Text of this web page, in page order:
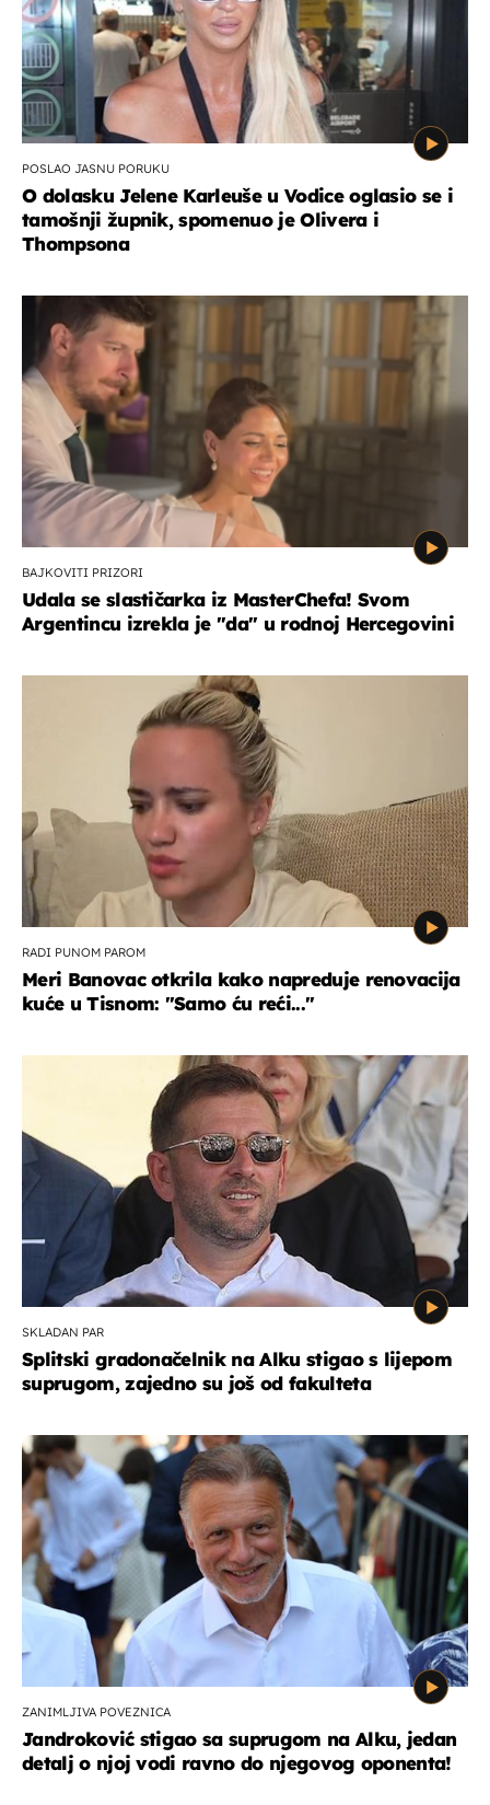
POSLAO JASNU PORUKU
O dolasku Jelene Karleuše u Vodice oglasio se i
tamošnji župnik, spomenuo je Olivera i
Thompsona
BAJKOVITI PRIZORI
Udala se slastičarka iz MasterChefa! Svom
Argentincu izrekla je "da" u rodnoj Hercegovini
RADI PUNOM PAROM
Meri Banovac otkrila kako napreduje renovacija
kuće u Tisnom: "Samo ću reći..."
SKLADAN PAR
Splitski gradonačelnik na Alku stigao s lijepom
suprugom, zajedno su još od fakulteta
ZANIMLJIVA POVEZNICA
Jandroković stigao sa suprugom na Alku, jedan
detalj o njoj vodi ravno do njegovog oponenta!